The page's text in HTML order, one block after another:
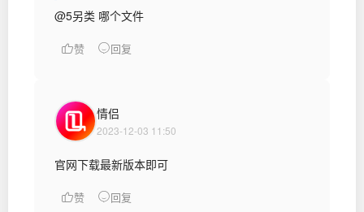
@5另类 哪个文件
赞 回复
情侣
2023-12-03 11:50
官网下载最新版本即可
赞 回复